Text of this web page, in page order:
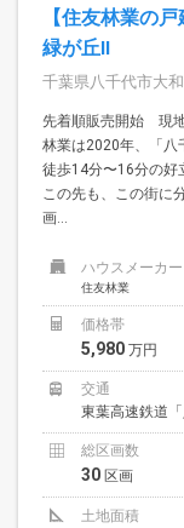
【住友林業の
緑が丘II
千葉県八千代市大
先着順販売開始
林業は2020年、「八
徒歩14分〜16分の好
この先も、この街に
画...
ハウスメーカー
住友林業
価格帯
5,980 万円
交通
東葉高速鉄道
総区画数
30 区画
土地面積